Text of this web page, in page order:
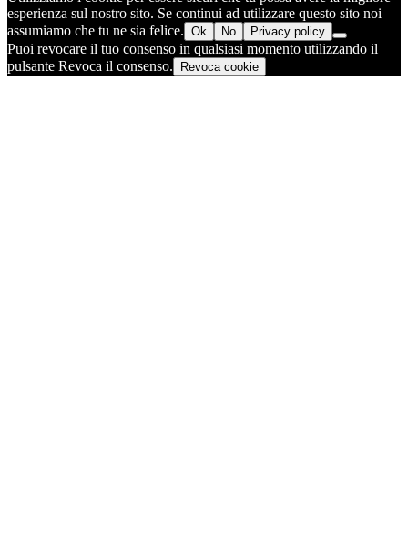
esperienza sul nostro sito. Se continui ad utilizzare questo sito noi
assumiamo che tu ne sia felice. Ok No Privacy policy
Puoi revocare il tuo consenso in qualsiasi momento utilizzando il
pulsante Revoca il consenso.
Revoca cookie